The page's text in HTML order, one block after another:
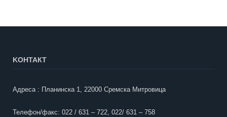
KOНТАКТ
Адреса : Планинска 1, 22000 Сремска Митровица
Телефон/факс: 022 / 631 – 722, 022/ 631 – 758